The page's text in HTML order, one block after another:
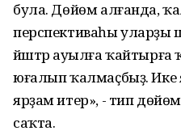
була. Дөйөм алғанда,
перспективаһы
йәштәр ауылға ҡайтырға
юғалып ҡалмаҫбыҙ. Ике
ярҙам итер», - тип дөйөм
саҡта.